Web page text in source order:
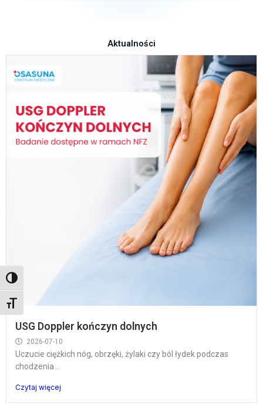
Toggle High Contrast
Toggle Font size
Aktualności
USG Doppler kończyn dolnych
2026-07-10
Uczucie ciężkich nóg, obrzęki, żylaki czy ból łydek podczas
chodzenia...
Czytaj więcej